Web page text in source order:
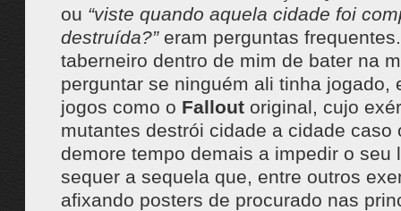
ou “viste quando aquela cidade foi
destruída?”eram perguntas
taberneiro dentro de mim de bater na
perguntar se ninguém ali tinha jogado,
jogos como o Falloutoriginal, cujo
mutantes destrói cidade a cidade caso
demore tempo demais a impedir o seu
sequer a sequela que, entre outros
afixando posters de procurado nas